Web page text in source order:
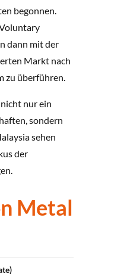
begonnen.
dann mit der
Markt nach
zu überführen.
nur ein
sondern
sehen
der
Metal